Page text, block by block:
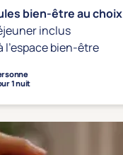
bien-être au choix
inclus
l'espace bien-être
1 nuit